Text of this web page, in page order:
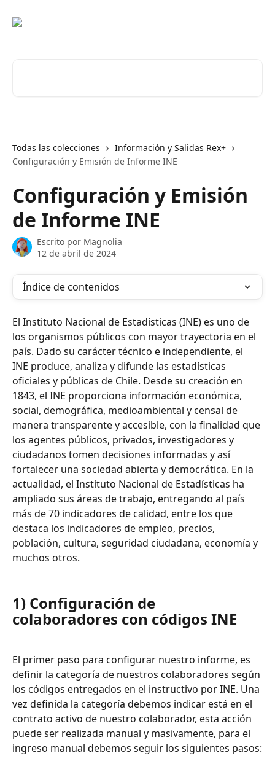
Todas las colecciones
Información y Salidas Rex+
Configuración y Emisión de Informe INE
Configuración y Emisión
de Informe INE
Escrito por Magnolia
12 de abril de 2024
Índice de contenidos
El Instituto Nacional de Estadísticas (INE) es uno de
los organismos públicos con mayor trayectoria en el
país. Dado su carácter técnico e independiente, el
INE produce, analiza y difunde las estadísticas
oficiales y públicas de Chile. Desde su creación en
1843, el INE proporciona información económica,
social, demográfica, medioambiental y censal de
manera transparente y accesible, con la finalidad que
los agentes públicos, privados, investigadores y
ciudadanos tomen decisiones informadas y así
fortalecer una sociedad abierta y democrática. En la
actualidad, el Instituto Nacional de Estadísticas ha
ampliado sus áreas de trabajo, entregando al país
más de 70 indicadores de calidad, entre los que
destaca los indicadores de empleo, precios,
población, cultura, seguridad ciudadana, economía y
muchos otros.
1) Configuración de
colaboradores con códigos INE
El primer paso para configurar nuestro informe, es
definir la categoría de nuestros colaboradores según
los códigos entregados en el instructivo por INE. Una
vez definida la categoría debemos indicar está en el
contrato activo de nuestro colaborador, esta acción
puede ser realizada manual y masivamente, para el
ingreso manual debemos seguir los siguientes pasos: